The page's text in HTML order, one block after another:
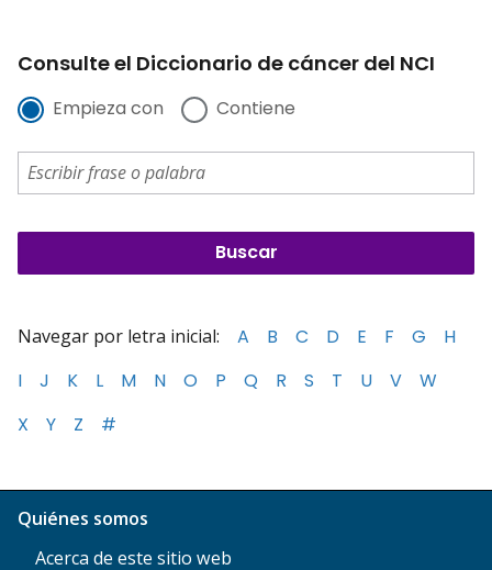
Consulte el Diccionario de cáncer del NCI
Empieza con Contiene
Navegar por letra inicial: A B C D E F G
H
I
J K L M N O P Q R S T U V
W
X
Y Z #
Quiénes somos
Acerca de este sitio web